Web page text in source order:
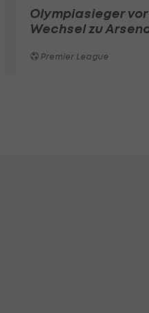
Olympiasieger vor
Wechsel zu
Premier League